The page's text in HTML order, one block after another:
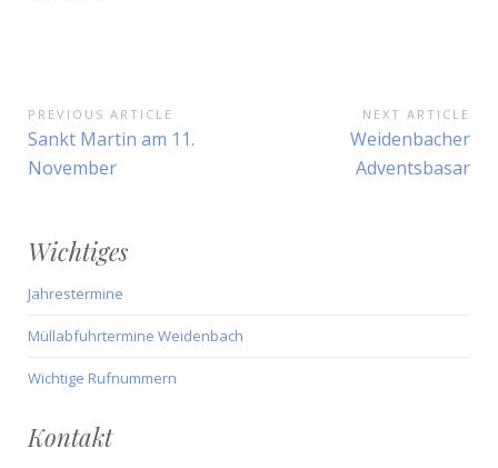
Beitragsnavigation
PREVIOUS ARTICLE
Previous
Article:
Sankt Martin am 11.
November
NEXT ARTICLE
Next
Article:
Weidenbacher
Adventsbasar
Wichtiges
Jahrestermine
Müllabfuhrtermine Weidenbach
Wichtige Rufnummern
Kontakt